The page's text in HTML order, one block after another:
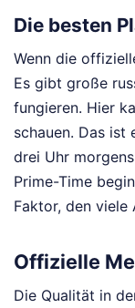
Die besten
Wenn die
Es gibt große
fungieren. Hier
schauen. Das ist
drei Uhr
Prime-Time
Faktor, den viele
Offizielle
Die Qualität in